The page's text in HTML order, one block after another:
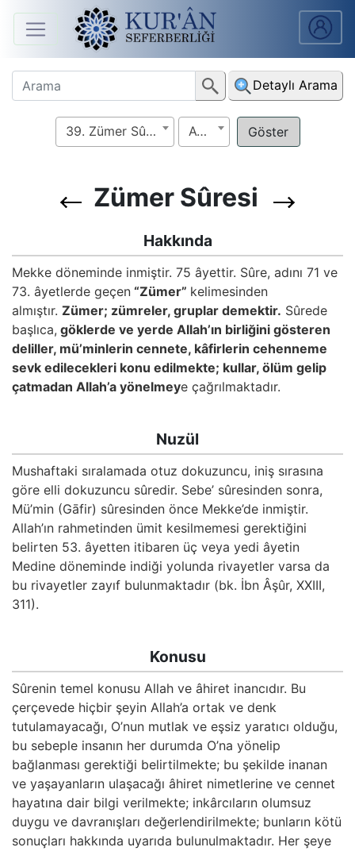
Anasayfa
Sûreler
Arapça
Notları
Kur'ân
Seferberliği
Kökler
Detaylı Arama
39. Zümer Sûresi Ayet
Zümer Sûresi
Hakkında
Mekke döneminde inmiştir. 75 âyettir. Sûre, adını 71 ve
73. âyetlerde geçen “Zümer” kelimesinden
almıştır. Zümer; zümreler, gruplar demektir. Sûrede
başlıca, göklerde ve yerde Allah’ın birliğini gösteren
deliller, mü’minlerin cennete, kâfirlerin cehenneme
sevk edilecekleri konu edilmekte; kullar, ölüm gelip
çatmadan Allah’a yönelmeye çağrılmaktadır.
Nuzül
Mushaftaki sıralamada otuz dokuzuncu, iniş sırasına
göre elli dokuzuncu sûredir. Sebe’ sûresinden sonra,
Mü’min (Gāfir) sûresinden önce Mekke’de inmiştir.
Allah’ın rahmetinden ümit kesilmemesi gerektiğini
belirten 53. âyetten itibaren üç veya yedi âyetin
Medine döneminde indiği yolunda rivayetler varsa da
bu rivayetler zayıf bulunmaktadır (bk. İbn Âşûr, XXIII,
311).
Konusu
Sûrenin temel konusu Allah ve âhiret inancıdır. Bu
çerçevede hiçbir şeyin Allah’a ortak ve denk
tutulamayacağı, O’nun mutlak ve eşsiz yaratıcı olduğu,
bu sebeple insanın her durumda O’na yönelip
bağlanması gerektiği belirtilmekte; bu şekilde inanan
ve yaşayanların ulaşacağı âhiret nimetlerine ve cennet
hayatına dair bilgi verilmekte; inkârcıların olumsuz
duygu ve davranışları değerlendirilmekte; bunların kötü
sonuçları hakkında uyarıda bulunulmaktadır. Her şeye